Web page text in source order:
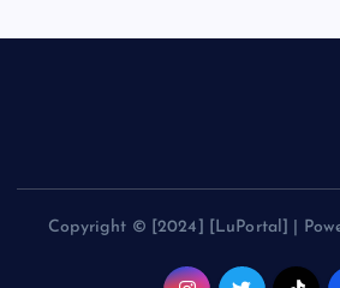
Copyright © [2024] [LuPortal] |